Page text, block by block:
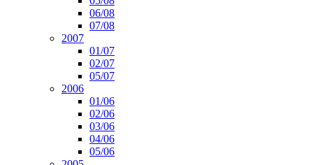
06/08
07/08
2007
01/07
02/07
05/07
2006
01/06
02/06
03/06
04/06
05/06